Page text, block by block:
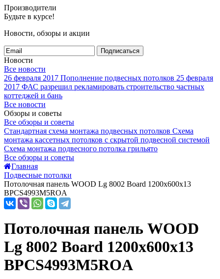
Производители
Будьте в курсе!
Новости, обзоры и акции
Подписаться
Новости
Все новости
26 февраля 2017 Пополнение подвесных потолков 25 февраля
2017 ФАС разрешил рекламировать строительство частных
коттеджей и бань
Все новости
Обзоры и советы
Все обзоры и советы
Стандартная схема монтажа подвесных потолков Схема
монтажа кассетных потолков с скрытой подвесной системой
Схема монтажа подвесного потолка грильято
Все обзоры и советы
Главная
Подвесные потолки
Потолочная панель WOOD Lg 8002 Board 1200x600x13
BPCS4993M5ROA
Потолочная панель WOOD
Lg 8002 Board 1200x600x13
BPCS4993M5ROA